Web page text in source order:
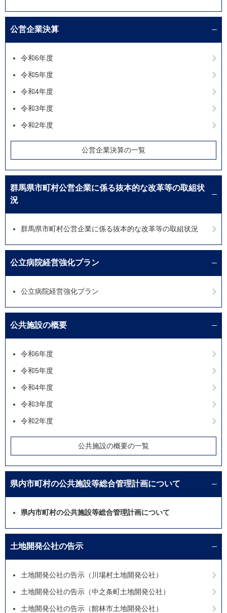
公営企業決算
令和6年度
令和5年度
令和4年度
令和3年度
令和2年度
公営企業決算の一覧
群馬県市町村公営企業に係る抜本的な改革等の取組状
況
群馬県市町村公営企業に係る抜本的な改革等の取組状況
公立病院経営強化プラン
公立病院経営強化プラン
公共施設の概要
令和6年度
令和5年度
令和4年度
令和3年度
令和2年度
公共施設の概要の一覧
県内市町村の公共施設等総合管理計画について
県内市町村の公共施設等総合管理計画について
土地開発公社の告示
土地開発公社の告示（川場村土地開発公社）
土地開発公社の告示（中之条町土地開発公社）
土地開発公社の告示（館林市土地開発公社）